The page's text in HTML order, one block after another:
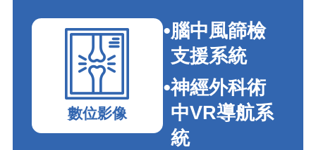
數位影像
腦中風篩檢
支援系統
神經外科術
中VR導航系
統